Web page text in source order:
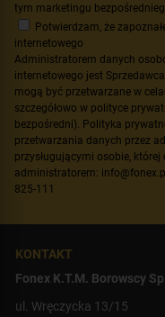
tym marketingu
Potwierdzam, że
internetowego
Administratorem danych
internetowego jest
mogą być przetwarzane w
szczegółowo w polityce
bezpośredni). Polityka
przetwarzania danych przez
przysługującymi osobie,
administratorem:
825-111
KONTAKT
Fonex K.T.M. Borowscy
ul. Wręczycka 13/15